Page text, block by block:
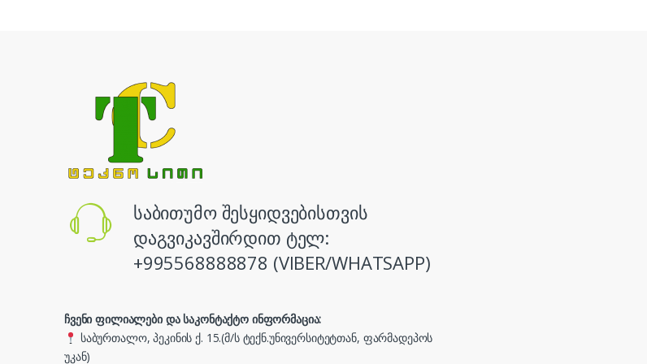
საბითუმო შესყიდვებისთვის
დაგვიკავშირდით ტელ:
+995568888878 (VIBER/WHATSAPP)
ჩვენი ფილიალები და საკონტაქტო ინფორმაცია:
საბურთალო, პეკინის ქ. 15.(მ/ს ტექნ.უნივერსიტეტთან, ფარმადეპოს
უკან)